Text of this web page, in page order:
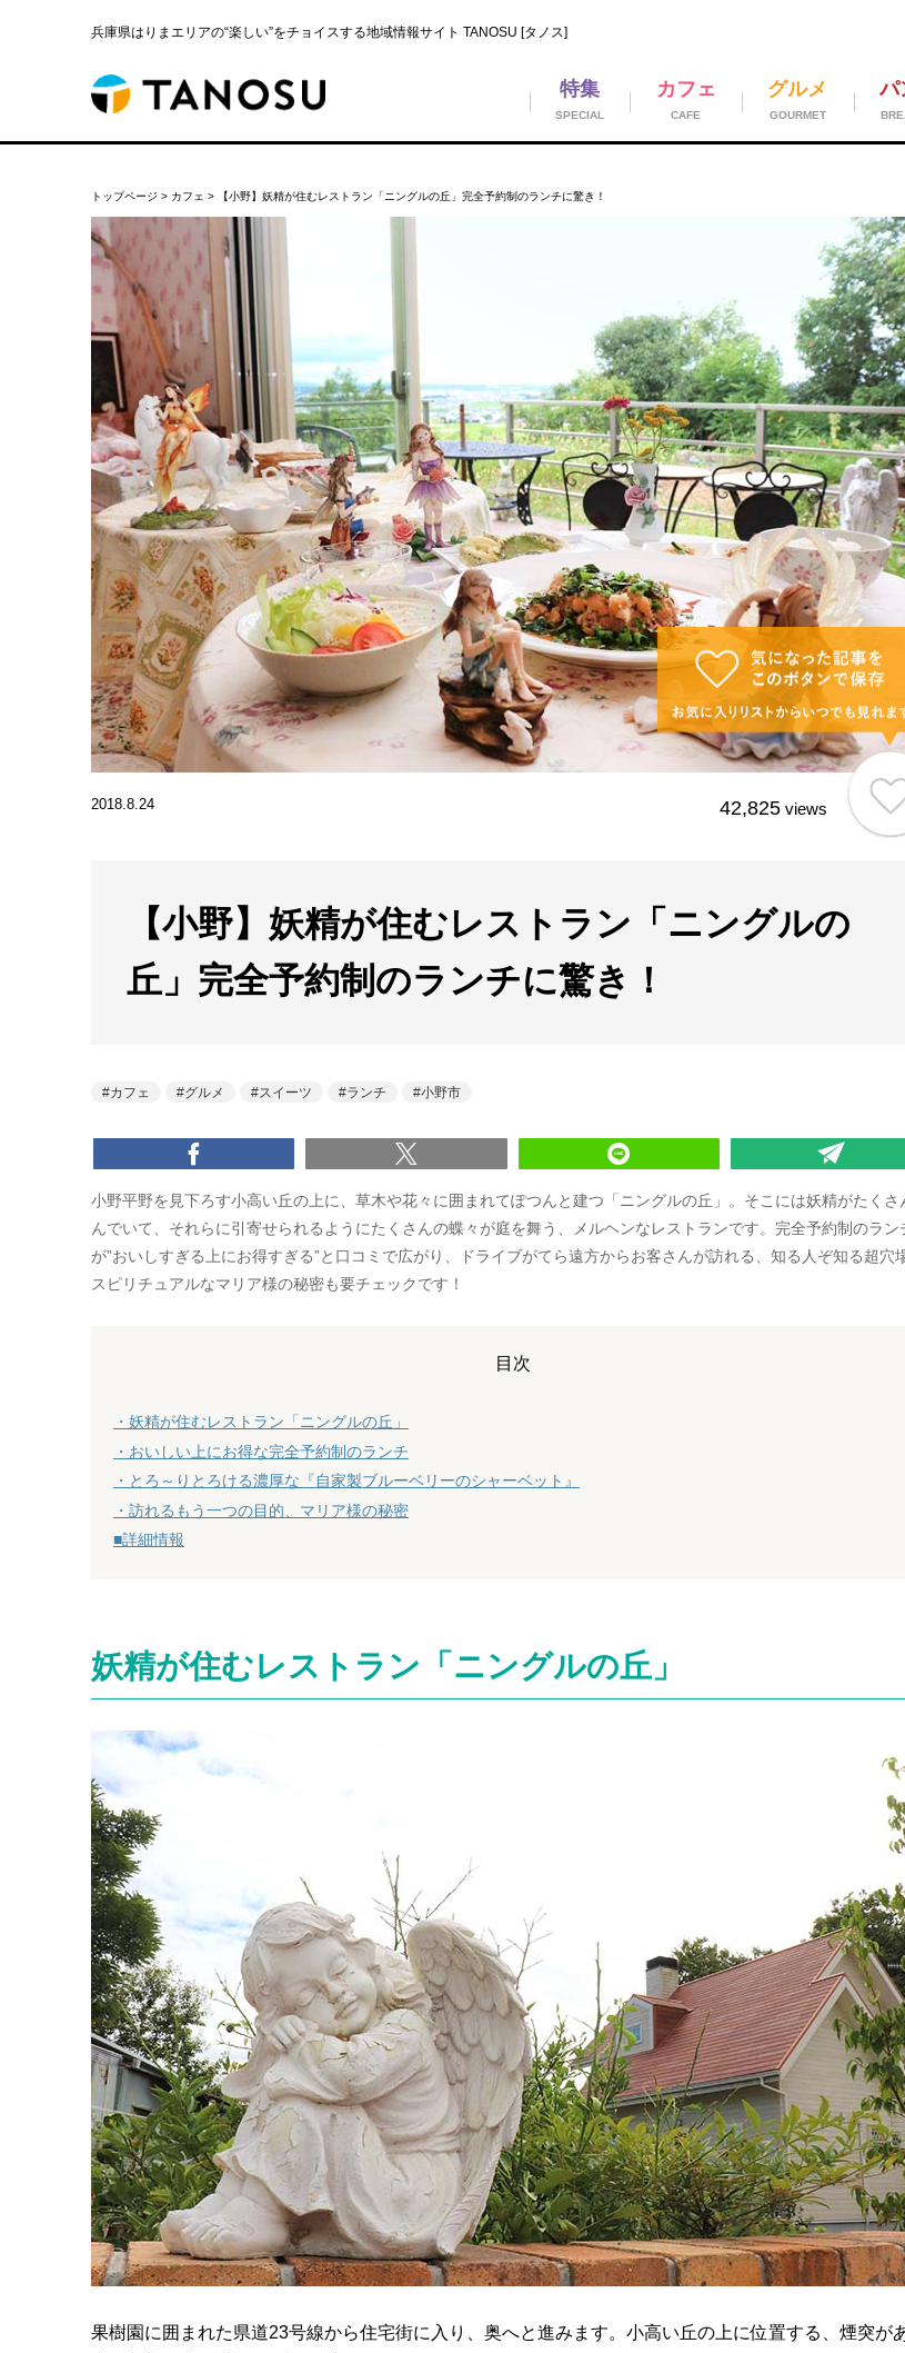
兵庫県はりまエリアの“楽しい”をチョイスする地域情報サイト TANOSU [タノス]
パ
グルメ
GOURMET
カフェ
CAFE
特集
SPECIAL
トップページ > カフェ > 【小野】妖精が住むレストラン「ニングルの丘」完全予約制のランチに驚き！
2018.8.24 42,825views
【小野】妖精が住むレストラン「ニングルの
丘」完全予約制のランチに驚き！
カフェ グルメ スイーツ ランチ 小野市
小野平野を見下ろす小高い丘の上に、草木や花々に囲まれてぽつんと建つ「ニングルの丘」。そこには妖精がたくさ
んでいて、それらに引寄せられるようにたくさんの蝶々が庭を舞う、メルヘンなレストランです。完全予約制のラン
が”おいしすぎる上にお得すぎる”と口コミで広がり、ドライブがてら遠方からお客さんが訪れる、知る人ぞ知る超穴場
スピリチュアルなマリア様の秘密も要チェックです！
目次
・妖精が住むレストラン「ニングルの丘」
・おいしい上にお得な完全予約制のランチ
・とろ～りとろける濃厚な『自家製ブルーベリーのシャーベット』
・訪れるもう一つの目的、マリア様の秘密
■詳細情報
妖精が住むレストラン「ニングルの丘」
果樹園に囲まれた県道23号線から住宅街に入り、奥へと進みます。小高い丘の上に位置する、煙突が